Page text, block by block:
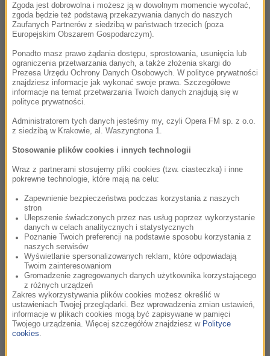
A on odpowiedział: »Nie«” – wspomniał w podcaście „The
Rest Is Entertainment”, dodając, że do dziś żałuje, że nie
mógł zrealizować tego marzenia.
Mimo odmowy Spielberg nie poddawał się. Kolejna okazja
nadarzyła się po sukcesie filmu „Bliskie spotkania trzeciego
stopnia” (1977). Widowisko okazało się wielkim przebojem, a
uwagę bondowskiego producenta zwrócił pięcionutowy
motyw muzyczny wykorzystany w filmie. Sekwencja
dźwięków spodobała się Broccoliemu na tyle, że chciał ją
wykorzystać w swoim kolejnym projekcie. Postanowił
skontaktować się ze Spielbergiem, który wyczuł okazję.
Muzyczny motyw miał być jego kartą przetargową, a on sam
zaproponował producentowi pewien układ.
„Zrobię z tobą interes. Dam ci pozwolenie na użycie tych
pięciu nut, jeśli pozwolisz mi wyreżyserować film o Bondzie”
– wspomniał filmowiec, dodając, że ponownie musiał
przełknąć gorycz odmowy. W słuchawce po raz drugi usłyszał
stanowcze "nie". Mimo kolejnego kosza, Spielberg okazał się
dżentelmenem i ostatecznie bezpłatnie pozwolił na
wykorzystanie motywu muzycznego.
Filmowiec przyznał, że nigdy nie poznał powodów, dla
Zgoda jest dobrowolna i możesz ją w dowolnym momencie wycofać,
zgoda będzie też podstawą przekazywania danych do naszych
Zaufanych Partnerów z siedzibą w państwach trzecich (poza
Europejskim Obszarem Gospodarczym).
Ponadto masz prawo żądania dostępu, sprostowania, usunięcia lub
ograniczenia przetwarzania danych, a także złożenia skargi do
Prezesa Urzędu Ochrony Danych Osobowych. W polityce prywatności
znajdziesz informacje jak wykonać swoje prawa. Szczegółowe
informacje na temat przetwarzania Twoich danych znajdują się w
polityce prywatności.
Administratorem tych danych jesteśmy my, czyli Opera FM sp. z o.o.
z siedzibą w Krakowie, al. Waszyngtona 1.
Stosowanie plików cookies i innych technologii
Wraz z partnerami stosujemy pliki cookies (tzw. ciasteczka) i inne
pokrewne technologie, które mają na celu:
Zapewnienie bezpieczeństwa podczas korzystania z naszych
stron
Ulepszenie świadczonych przez nas usług poprzez wykorzystanie
danych w celach analitycznych i statystycznych
Poznanie Twoich preferencji na podstawie sposobu korzystania z
naszych serwisów
Wyświetlanie spersonalizowanych reklam, które odpowiadają
Twoim zainteresowaniom
Gromadzenie zagregowanych danych użytkownika korzystającego
z różnych urządzeń
Zakres wykorzystywania plików cookies możesz określić w
ustawieniach Twojej przeglądarki. Bez wprowadzenia zmian ustawień,
informacje w plikach cookies mogą być zapisywane w pamięci
Twojego urządzenia. Więcej szczegółów znajdziesz w Polityce
cookies.